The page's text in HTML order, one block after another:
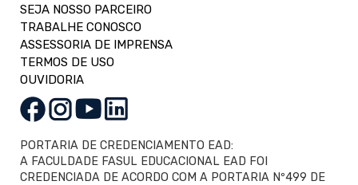
SEJA NOSSO PARCEIRO
TRABALHE CONOSCO
ASSESSORIA DE IMPRENSA
TERMOS DE USO
OUVIDORIA
PORTARIA DE CREDENCIAMENTO EAD:
A FACULDADE FASUL EDUCACIONAL EAD FOI
CREDENCIADA DE ACORDO COM A PORTARIA Nº499 DE